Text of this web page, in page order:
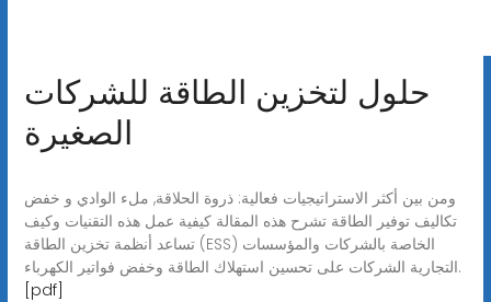
حلول لتخزين الطاقة للشركات
الصغيرة
ومن بين أكثر الاستراتيجيات فعالية: ذروة الحلاقة, ملء الوادي و خفض
تكاليف توفير الطاقة تشرح هذه المقالة كيفية عمل هذه التقنيات وكيف
تساعد أنظمة تخزين الطاقة (ESS) الخاصة بالشركات والمؤسسات
التجارية الشركات على تحسين استهلاك الطاقة وخفض فواتير الكهرباء.
[pdf]